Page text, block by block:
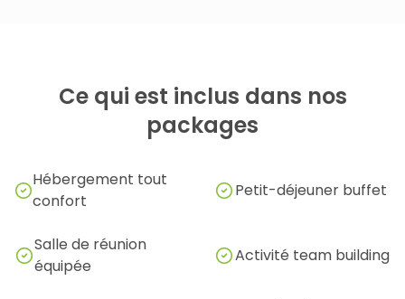
Ce qui est inclus dans nos
packages
Hébergement tout
confort
Petit-déjeuner buffet
Salle de réunion
équipée
Activité team building